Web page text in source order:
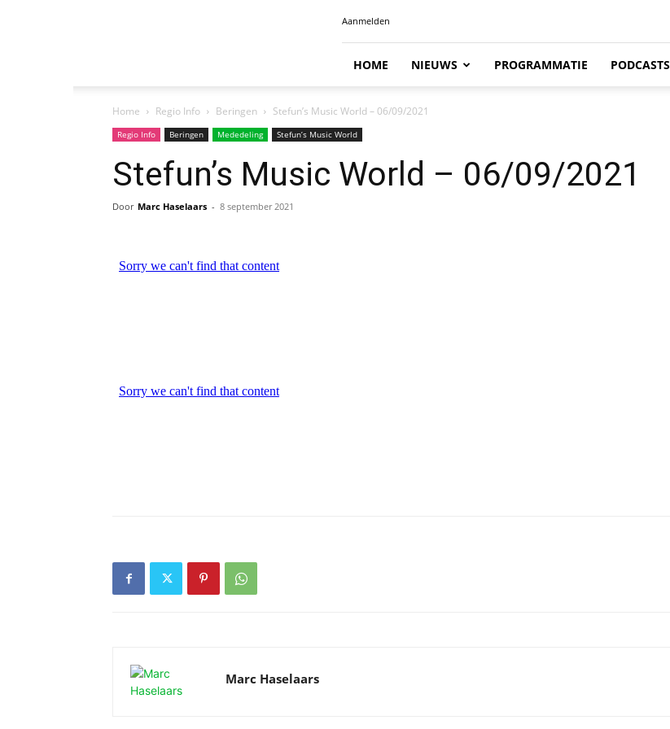
Aanmelden
HOME NIEUWS PROGRAMMATIE PODCASTS
Home Regio Info Beringen Stefun’s Music World – 06/09/2021
Regio Info Beringen Mededeling Stefun’s Music World
Stefun’s Music World – 06/09/2021
Door Marc Haselaars - 8 september 2021
Marc Haselaars